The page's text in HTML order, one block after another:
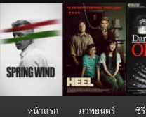
หน้าแรก ภาพยนตร์ ซี